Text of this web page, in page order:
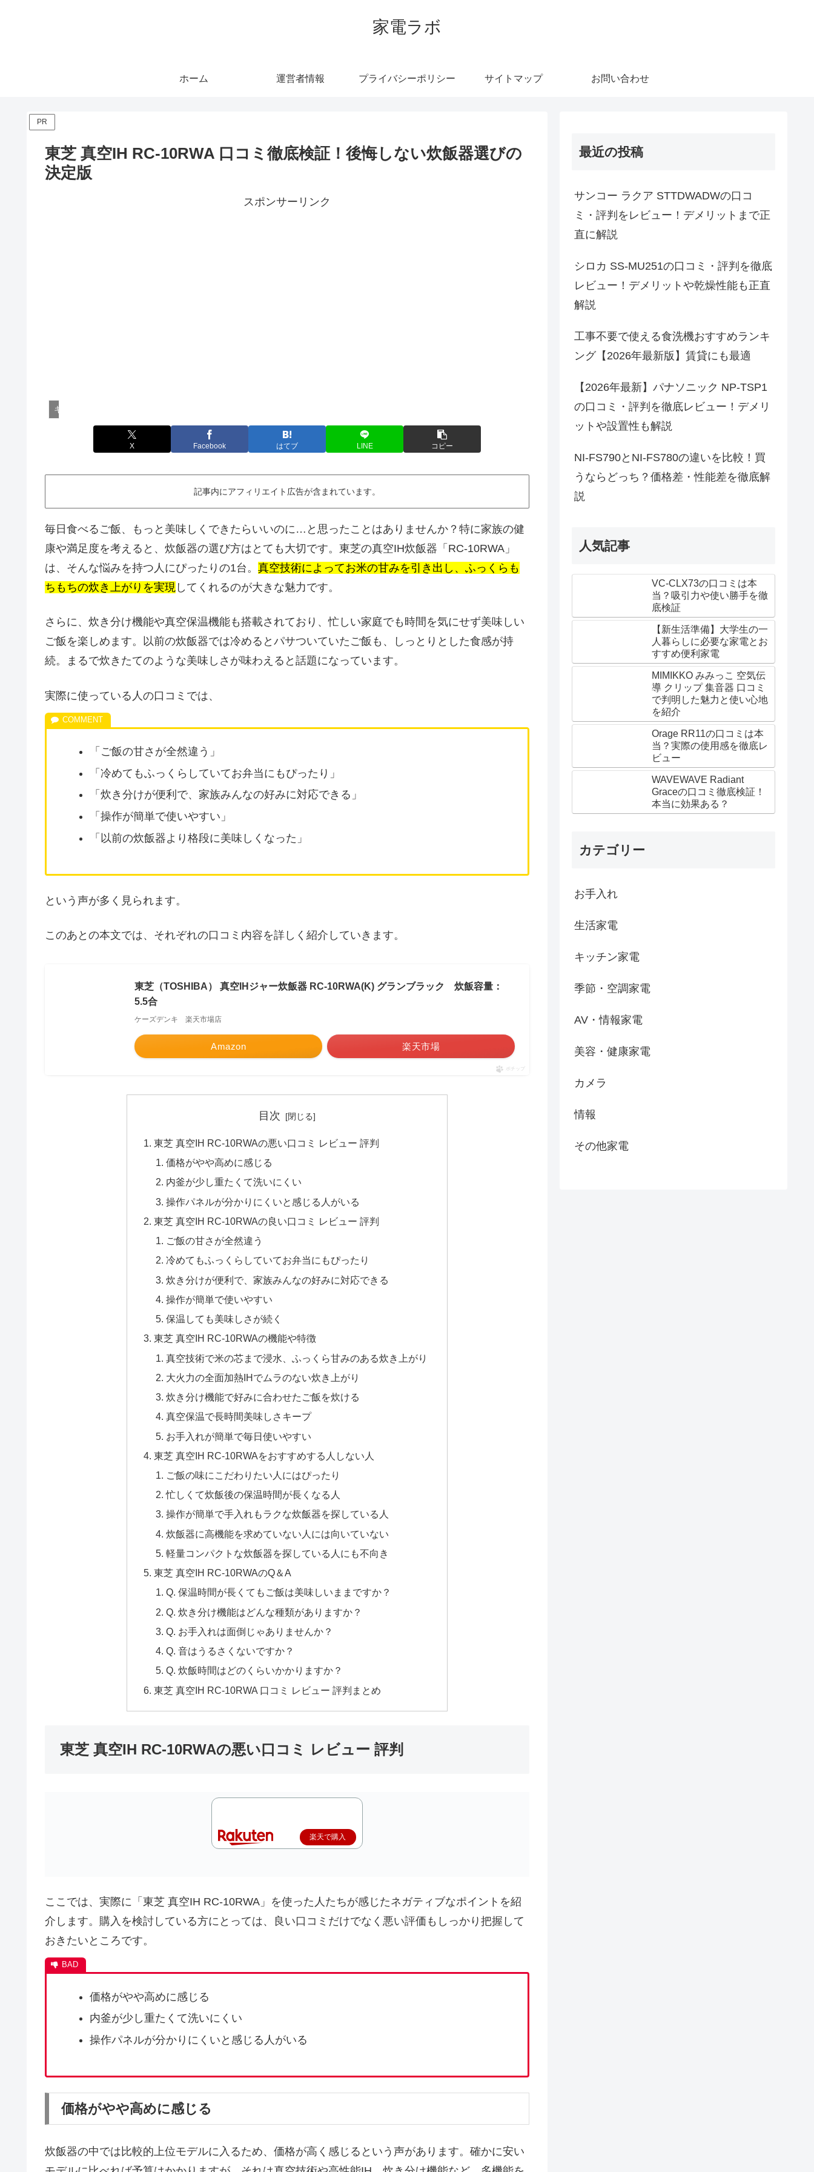
家電ラボ
ホーム 運営者情報 プライバシーポリシー サイトマップ お問い合わせ
PR
東芝 真空IH RC-10RWA 口コミ徹底検証！後悔しない炊飯器選びの
決定版
スポンサーリンク
キッチン家電
X Facebook はてブ LINE コピー
記事内にアフィリエイト広告が含まれています。
毎日食べるご飯、もっと美味しくできたらいいのに…と思ったことはありませんか？特に家族の健
康や満足度を考えると、炊飯器の選び方はとても大切です。東芝の真空IH炊飯器「RC-10RWA」
は、そんな悩みを持つ人にぴったりの1台。 真空技術によってお米の甘みを引き出し、ふっくらも
ちもちの炊き上がりを実現 してくれるのが大きな魅力です。
さらに、炊き分け機能や真空保温機能も搭載されており、忙しい家庭でも時間を気にせず美味しい
ご飯を楽しめます。以前の炊飯器では冷めるとパサついていたご飯も、しっとりとした食感が持
続。まるで炊きたてのような美味しさが味わえると話題になっています。
実際に使っている人の口コミでは、
「ご飯の甘さが全然違う」
「冷めてもふっくらしていてお弁当にもぴったり」
「炊き分けが便利で、家族みんなの好みに対応できる」
「操作が簡単で使いやすい」
「以前の炊飯器より格段に美味しくなった」
という声が多く見られます。
このあとの本文では、それぞれの口コミ内容を詳しく紹介していきます。
東芝（TOSHIBA） 真空IHジャー炊飯器 RC-10RWA(K) グランブラック 炊飯容量：
5.5合
ケーズデンキ 楽天市場店
Amazon 楽天市場
ポチップ
目次
東芝 真空IH RC-10RWAの悪い口コミ レビュー 評判
価格がやや高めに感じる
内釜が少し重たくて洗いにくい
操作パネルが分かりにくいと感じる人がいる
東芝 真空IH RC-10RWAの良い口コミ レビュー 評判
ご飯の甘さが全然違う
冷めてもふっくらしていてお弁当にもぴったり
炊き分けが便利で、家族みんなの好みに対応できる
操作が簡単で使いやすい
保温しても美味しさが続く
東芝 真空IH RC-10RWAの機能や特徴
真空技術で米の芯まで浸水、ふっくら甘みのある炊き上がり
大火力の全面加熱IHでムラのない炊き上がり
炊き分け機能で好みに合わせたご飯を炊ける
真空保温で長時間美味しさキープ
お手入れが簡単で毎日使いやすい
東芝 真空IH RC-10RWAをおすすめする人しない人
ご飯の味にこだわりたい人にはぴったり
忙しくて炊飯後の保温時間が長くなる人
操作が簡単で手入れもラクな炊飯器を探している人
炊飯器に高機能を求めていない人には向いていない
軽量コンパクトな炊飯器を探している人にも不向き
東芝 真空IH RC-10RWAのQ＆A
Q. 保温時間が長くてもご飯は美味しいままですか？
Q. 炊き分け機能はどんな種類がありますか？
Q. お手入れは面倒じゃありませんか？
Q. 音はうるさくないですか？
Q. 炊飯時間はどのくらいかかりますか？
東芝 真空IH RC-10RWA 口コミ レビュー 評判まとめ
東芝 真空IH RC-10RWAの悪い口コミ レビュー 評判
楽天で購入
ここでは、実際に「東芝 真空IH RC-10RWA」を使った人たちが感じたネガティブなポイントを紹
介します。購入を検討している方にとっては、良い口コミだけでなく悪い評価もしっかり把握して
おきたいところです。
価格がやや高めに感じる
内釜が少し重たくて洗いにくい
操作パネルが分かりにくいと感じる人がいる
価格がやや高めに感じる
炊飯器の中では比較的上位モデルに入るため、価格が高く感じるという声があります。確かに安い
最近の投稿
サンコー ラクア STTDWADWの口コ
ミ・評判をレビュー！デメリットまで正
直に解説
シロカ SS-MU251の口コミ・評判を徹底
レビュー！デメリットや乾燥性能も正直
解説
工事不要で使える食洗機おすすめランキ
ング【2026年最新版】賃貸にも最適
【2026年最新】パナソニック NP-TSP1
の口コミ・評判を徹底レビュー！デメリ
ットや設置性も解説
NI-FS790とNI-FS780の違いを比較！買
うならどっち？価格差・性能差を徹底解
説
人気記事
VC-CLX73の口コミは本
当？吸引力や使い勝手を徹
底検証
【新生活準備】大学生の一
人暮らしに必要な家電とお
すすめ便利家電
MIMIKKO みみっこ 空気伝
導 クリップ 集音器 口コミ
で判明した魅力と使い心地
を紹介
Orage RR11の口コミは本
当？実際の使用感を徹底レ
ビュー
WAVEWAVE Radiant
Graceの口コミ徹底検証！
本当に効果ある？
カテゴリー
お手入れ
生活家電
キッチン家電
季節・空調家電
AV・情報家電
美容・健康家電
カメラ
情報
その他家電